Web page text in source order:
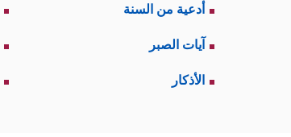
أدعية من السنة
آيات الصبر
الأذكار